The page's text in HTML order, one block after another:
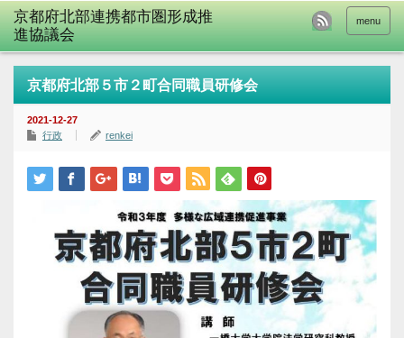
menu
京都府北部５市２町合同職員研修会
2021-12-27
行政
renkei